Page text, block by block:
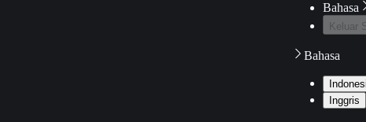
Bahasa
Keluar
Bahasa
Inggris